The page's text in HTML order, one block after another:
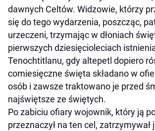
dawnych Celtów. Widzowie, którzy
się do tego wydarzenia, poszcząc,
urzeczeni, trzymając w dłoniach
pierwszych dziesięcioleciach
Tenochtitlanu, gdy altepetl dopiero
comiesięczne święta składano w
osób i zawsze traktowano je przed
najświętsze ze świętych.
Po zabiciu ofiary wojownik, który ją
przeznaczył na ten cel, zatrzymywał